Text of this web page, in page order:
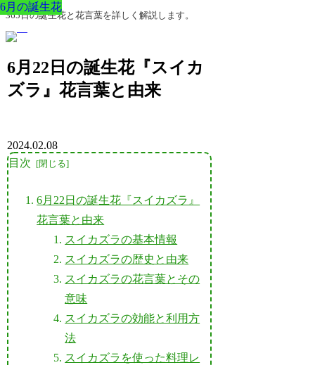
365日の誕生花と花言葉を詳しく解説します。
6月22日の誕生花『スイカ
ズラ』花言葉と由来
6月の誕生花
2024.02.08
目次
6月22日の誕生花『スイカズラ』
花言葉と由来
スイカズラの基本情報
スイカズラの歴史と由来
スイカズラの花言葉とその
意味
スイカズラの効能と利用方
法
スイカズラを使った料理レ
6月の誕生花
6月の誕生花
6月の誕生花
6月の誕生花
6月の誕生花
6月の誕生花